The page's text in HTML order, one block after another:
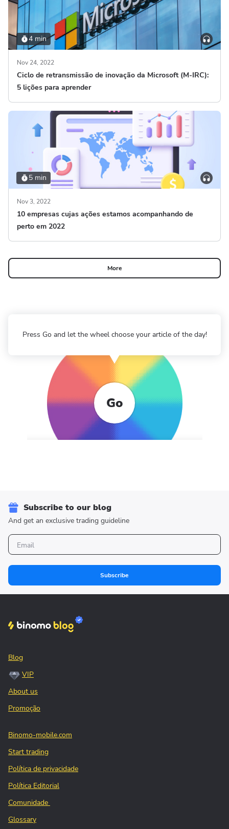
4 min
Nov 24, 2022
Ciclo de retransmissão de inovação da Microsoft (M-IRC):
5 lições para aprender
5 min
Nov 3, 2022
10 empresas cujas ações estamos acompanhando de
perto em 2022
More
Go
Press Go and let the wheel choose your article of the day!
Subscribe to our blog
And get an exclusive trading guideline
Subscribe
Blog
VIP
About us
Promoção
Binomo-mobile.com
Start trading
Política de privacidade
Política Editorial
Comunidade
Glossary